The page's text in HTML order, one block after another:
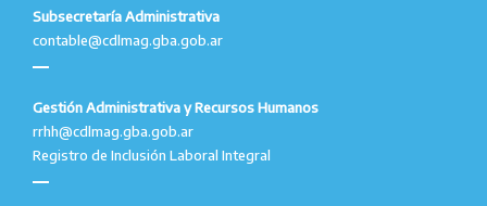
Subsecretaría Administrativa
contable@cdlmag.gba.gob.ar
Gestión Administrativa y Recursos Humanos
rrhh@cdlmag.gba.gob.ar
Registro de Inclusión Laboral Integral